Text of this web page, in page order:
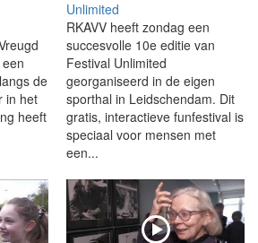
de
in het
heeft
Unlimited
RKAVV heeft zondag een
succesvolle 10e editie van
Festival Unlimited
georganiseerd in de eigen
sporthal in Leidschendam. Dit
gratis, interactieve funfestival is
speciaal voor mensen met
een...